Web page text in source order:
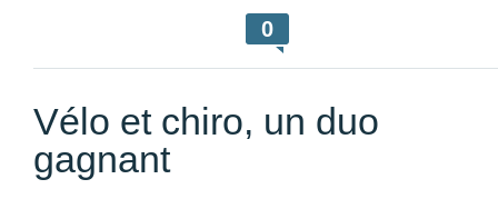
0
Vélo et chiro, un duo
gagnant